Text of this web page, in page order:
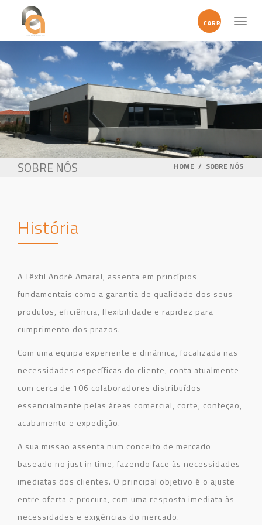
Toggle
CARRINHO
SOBRE NÓS HOME / SOBRE NÓS
História
A Têxtil André Amaral, assenta em princípios
fundamentais como a garantia de qualidade dos seus
produtos, eficiência, flexibilidade e rapidez para
cumprimento dos prazos.
Com uma equipa experiente e dinâmica, focalizada nas
necessidades específicas do cliente, conta atualmente
com cerca de 106 colaboradores distribuídos
essencialmente pelas áreas comercial, corte, confeção,
acabamento e expedição.
A sua missão assenta num conceito de mercado
baseado no just in time, fazendo face às necessidades
imediatas dos clientes. O principal objetivo é o ajuste
entre oferta e procura, com uma resposta imediata às
necessidades e exigências do mercado.